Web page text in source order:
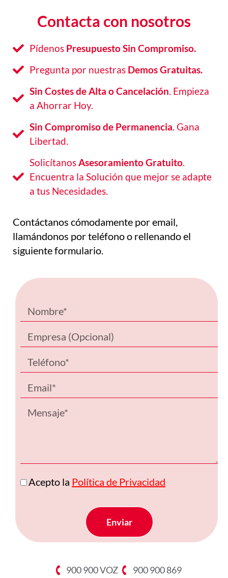
Contacta con nosotros
Pídenos Presupuesto Sin Compromiso.
Pregunta por nuestras Demos Gratuitas.
Sin Costes de Alta o Cancelación. Empieza
a Ahorrar Hoy.
Sin Compromiso de Permanencia. Gana
Libertad.
SolicítanosAsesoramiento Gratuito.
Encuentra la Solución que mejor se adapte
a tus Necesidades.
Contáctanos cómodamente por email,
llamándonos por teléfono o rellenando el
siguiente formulario.
Acepto la Política de Privacidad
Enviar
900 900 VOZ
900 900 869